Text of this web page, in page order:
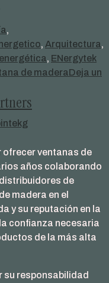
,
, Arquitectura,
, ENergytek
de maderaDeja un
ofrecer ventanas de
años colaborando
de
madera en el
y su reputación en la
confianza necesaria
de la más alta
su responsabilidad